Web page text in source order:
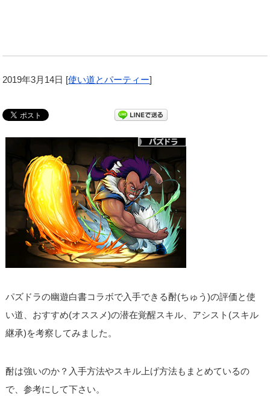
2019年3月14日 [使い道とパーティー]
パズドラの幽遊白書コラボで入手できる酎(ちゅう)の評価と使
い道、おすすめ(オススメ)の潜在覚醒スキル、アシスト(スキル
継承)を考察してみました。
酎は強いのか？入手方法やスキル上げ方法もまとめているの
で、参考にして下さい。